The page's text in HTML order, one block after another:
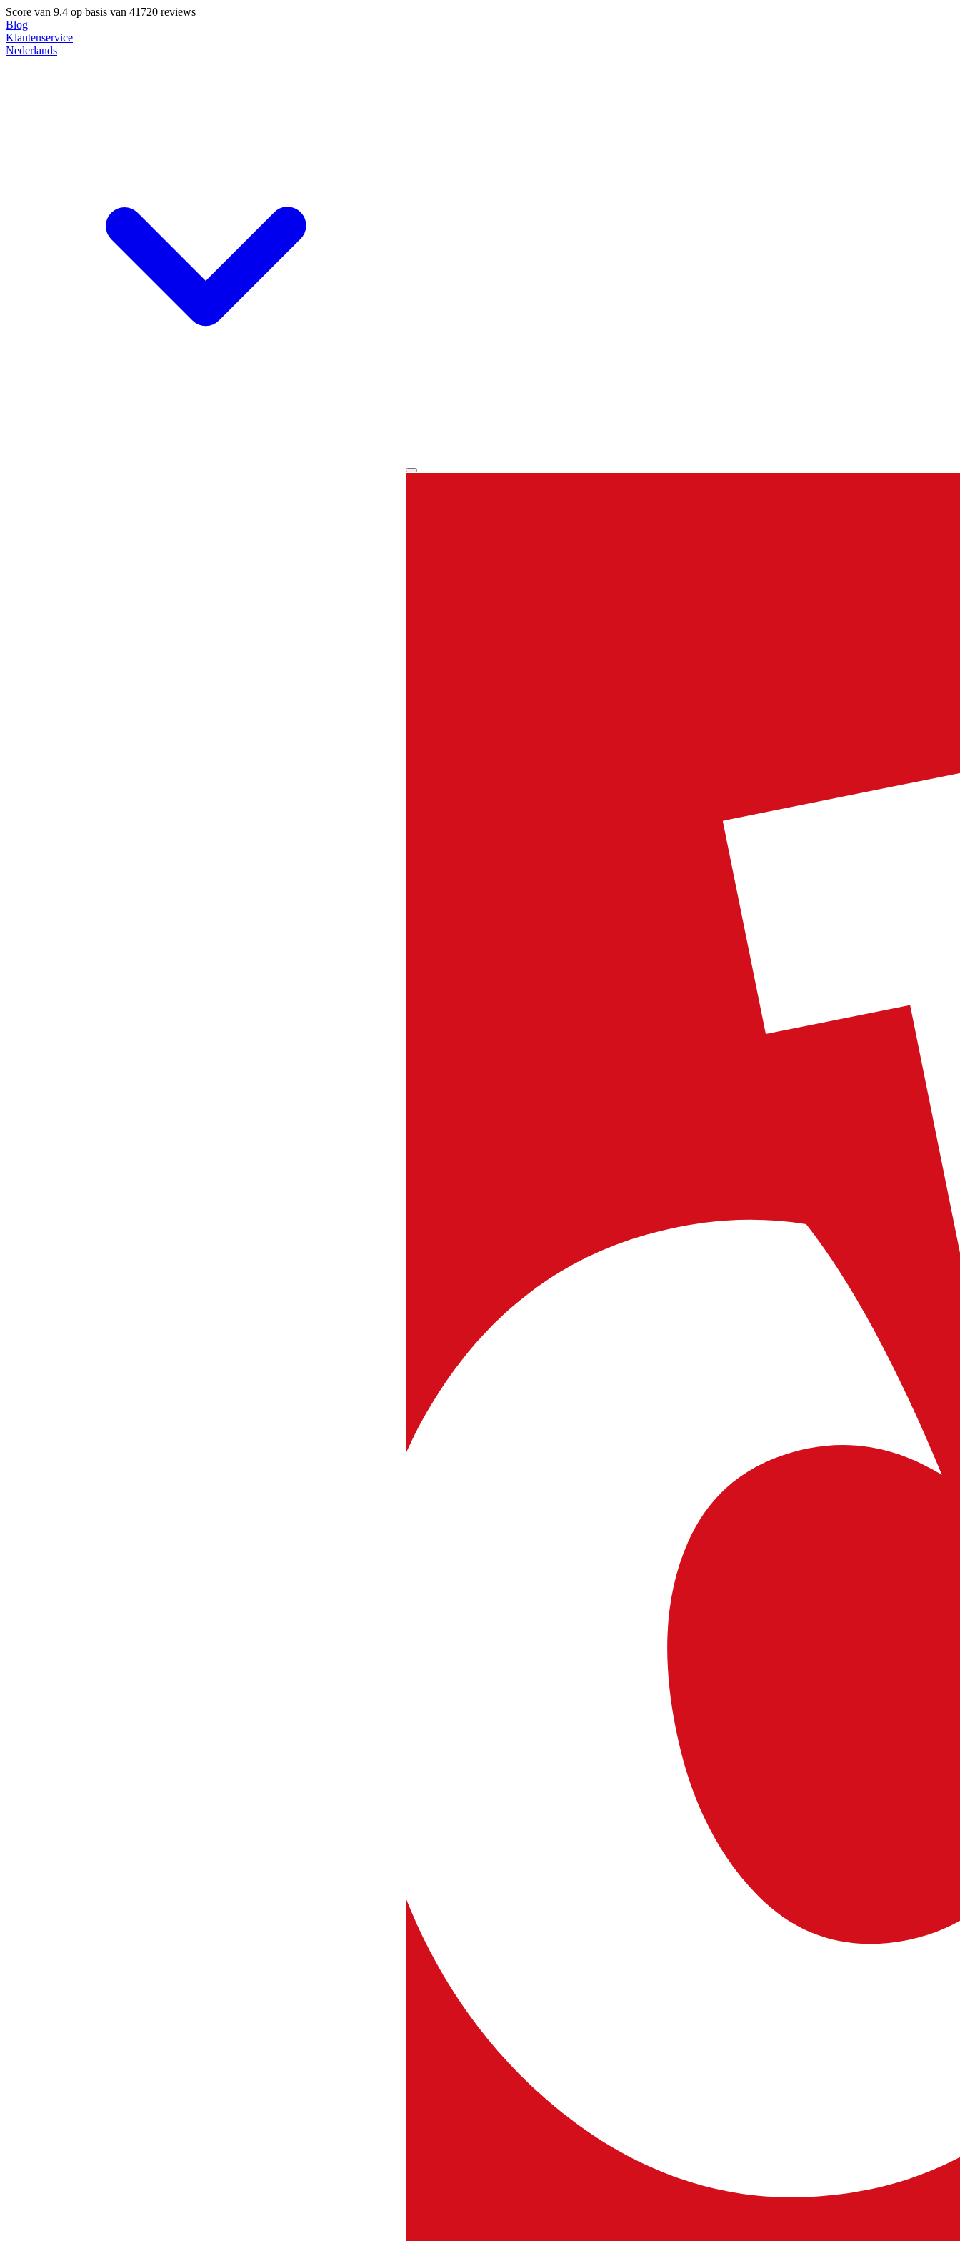
Score van 9.4 op basis van 41720 reviews
Blog
Klantenservice
Nederlands